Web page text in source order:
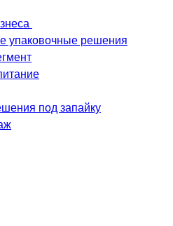
упаковочные решения
под запайку